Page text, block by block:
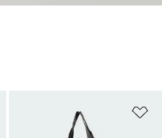
Añadir a la lista de deseos